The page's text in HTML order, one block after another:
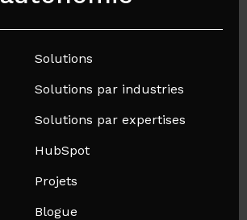
Solutions
Solutions par industries
Solutions par expertises
HubSpot
Projets
Blogue